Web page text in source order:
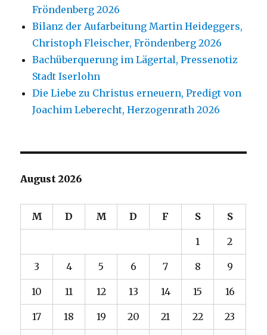
Fröndenberg 2026
Bilanz der Aufarbeitung Martin Heideggers,
Christoph Fleischer, Fröndenberg 2026
Bachüberquerung im Lägertal, Pressenotiz
Stadt Iserlohn
Die Liebe zu Christus erneuern, Predigt von
Joachim Leberecht, Herzogenrath 2026
August 2026
M D M D F S S
1 2
3 4 5 6 7 8 9
10 11 12 13 14 15 16
17 18 19 20 21 22 23